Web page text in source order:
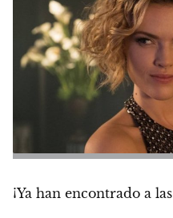
¡Ya han encontrado a